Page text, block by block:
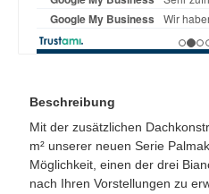
Beschreibung
Mit der zusätzlichen
m² unserer neuen Serie
Möglichkeit, einen der drei
nach Ihren Vorstellungen zu